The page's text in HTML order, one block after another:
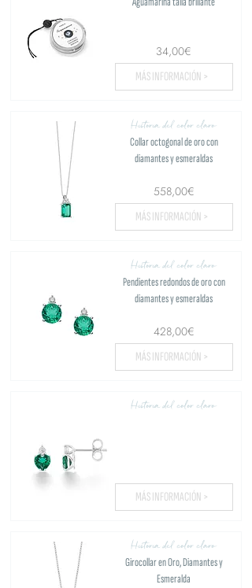
34,00€
MÁS INFORMACIÓN >
Historia del color claro
Collar octogonal de oro con
diamantes y esmeraldas
558,00€
MÁS INFORMACIÓN >
Historia del color claro
Pendientes redondos de oro con
diamantes y esmeraldas
428,00€
MÁS INFORMACIÓN >
Historia del color claro
MÁS INFORMACIÓN >
Historia del color claro
Girocollar en Oro, Diamantes y
Esmeralda